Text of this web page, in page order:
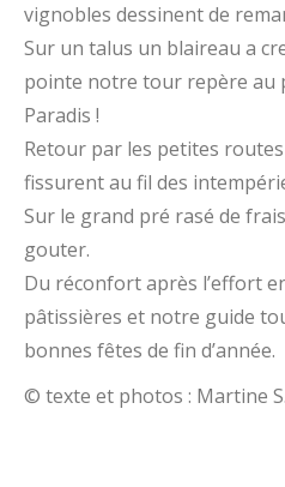
vignobles dessinent de
Sur un talus un blaireau a
pointe notre tour repère au
Paradis !
Retour par les petites
fissurent au fil des
Sur le grand pré rasé de
gouter.
Du réconfort après l’effort
pâtissières et notre guide
bonnes fêtes de fin d’année.
© texte et photos : Martine S.